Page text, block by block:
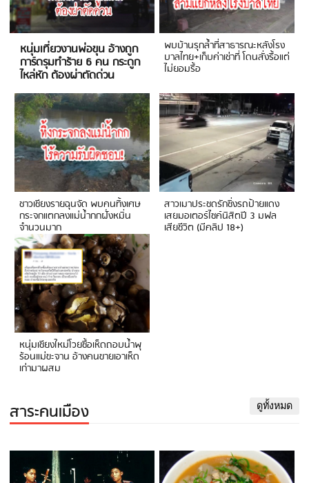
หนุ่มเที่ยวงานพ่อขุน อ้างถูก
การ์ดรุมทำร้าย 6 คน กระดูก
ไหล่หัก ต้องผ่าตัดด่วน
พบบ้านรุกล้ำที่สาธารณะหลังโรง
บาลไทย+เก็บค่าเช่าที่ โดนสั่งรื้อแต่
ไม่ยอมรื้อ
ชาวเชียงรายฉุนจัด พบคนทิ้งเศษ
กระจกแตกลงแม่น้ำกกฝั่งหมิ่น
จำนวนมาก
สาวเมาประชดรักซิ่งรถป้ายแดง
เสยมอเตอร์ไซค์นิสิตปี 3 มฟล
เสียชีวิต (มีคลิป 18+)
หนุ่มเชียงใหม่โวยซื้อเห็ดถอบน้ำพุ
ร้อนแม่ขะจาน อ้างคนขายเอาเห็ด
เก่ามาผสม
สาระคนเมือง ดูทั้งหมด